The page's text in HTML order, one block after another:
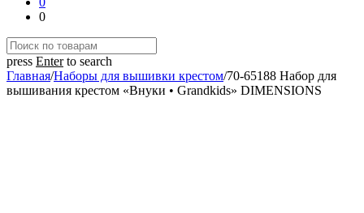
0
press Enterto search
Главная/Наборы для вышивки крестом/70-65188 Набор для
вышивания крестом «Внуки • Grandkids» DIMENSIONS